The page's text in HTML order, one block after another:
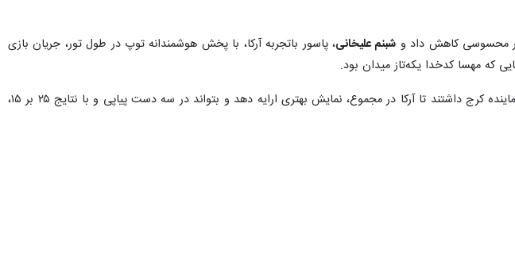
محسوسی کاهش داد و شبنم علیخانی، پاسور باتجربه آرکا، با پخش هوشمندانه توپ در طول تور، جریان بازی
که مهسا کدخدا یکه‌تاز میدان بود.
عملکردی بسیار مؤثری در بازی امروز برای نماینده کرج داشتند تا آرکا در مجموع، نمایش بهتری ارایه دهد و بتواند در سه دست پیاپی و با نتایج ۲۵ بر ۱۵،